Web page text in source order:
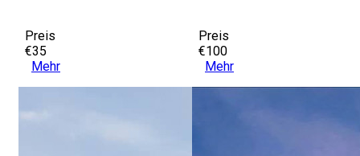
Preis
€35
Mehr
Preis
€100
Mehr